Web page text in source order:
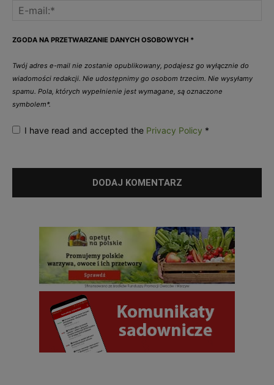
ZGODA NA PRZETWARZANIE DANYCH OSOBOWYCH *
Twój adres e-mail nie zostanie opublikowany, podajesz go wyłącznie do
wiadomości redakcji. Nie udostępnimy go osobom trzecim. Nie wysyłamy
spamu. Pola, których wypełnienie jest wymagane, są oznaczone
symbolem*.
I have read and accepted the Privacy Policy *